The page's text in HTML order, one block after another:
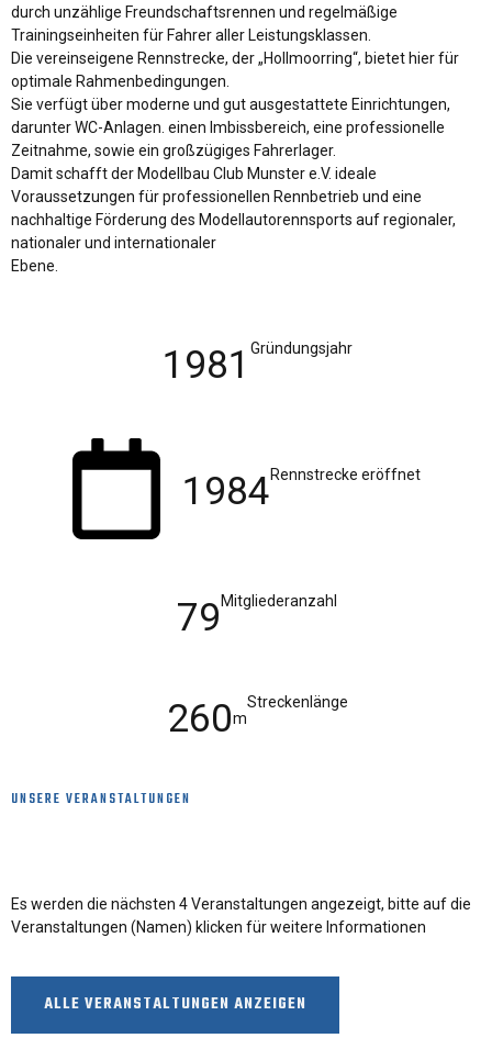
1981 Gründungsjahr
1984Rennstrecke eröffnet
79Mitgliederanzahl
260m
Streckenlänge
durch unzählige Freundschaftsrennen und regelmäßige
Trainingseinheiten für Fahrer aller Leistungsklassen.
Die vereinseigene Rennstrecke, der „Hollmoorring“, bietet hier für
optimale Rahmenbedingungen.
Sie verfügt über moderne und gut ausgestattete Einrichtungen,
darunter WC-Anlagen. einen Imbissbereich, eine professionelle
Zeitnahme, sowie ein großzügiges Fahrerlager.
Damit schafft der Modellbau Club Munster e.V. ideale
Voraussetzungen für professionellen Rennbetrieb und eine
nachhaltige Förderung des Modellautorennsports auf regionaler,
nationaler und internationaler
Ebene.
UNSERE VERANSTALTUNGEN
Es werden die nächsten 4 Veranstaltungen angezeigt, bitte auf die
Veranstaltungen (Namen) klicken für weitere Informationen
ALLE VERANSTALTUNGEN ANZEIGEN